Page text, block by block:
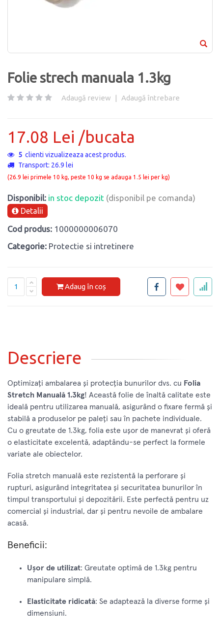
Folie strech manuala 1.3kg
Adaugă review | Adaugă întrebare
17.08 Lei /bucata
5 clienti vizualizeaza acest produs.
Transport: 26.9 lei
(26.9 lei primele 10 kg, peste 10 kg se adauga 1.5 lei per kg)
Disponibil: in stoc depozit (disponibil pe comanda)
Detalii
Cod produs: 1000000006070
Categorie: Protectie si intretinere
Adaug în coș
Descriere
Optimizați ambalarea și protecția bunurilor dvs. cu Folia
Stretch Manuală 1.3kg! Această folie de înaltă calitate este
ideală pentru utilizarea manuală, asigurând o fixare fermă și
stabilă a produselor pe paleți sau în pachete individuale.
Cu o greutate de 1.3kg, folia este ușor de manevrat și oferă
o elasticitate excelentă, adaptându-se perfect la formele
variate ale obiectelor.
Folia stretch manuală este rezistentă la perforare și
rupturi, asigurând integritatea și securitatea bunurilor în
timpul transportului și depozitării. Este perfectă pentru uz
comercial și industrial, dar și pentru nevoile de ambalare
acasă.
Beneficii:
Ușor de utilizat: Greutate optimă de 1.3kg pentru
manipulare simplă.
Elasticitate ridicată: Se adaptează la diverse forme și
dimensiuni.